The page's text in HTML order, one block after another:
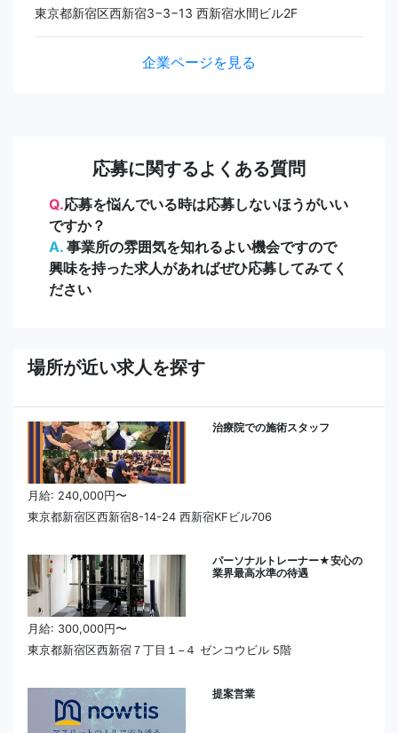
東京都新宿区西新宿3−3−13 西新宿水間ビル2F
企業ページを見る
応募に関するよくある質問
Q.応募を悩んでいる時は応募しないほうがいい
ですか？
A. 事業所の雰囲気を知れるよい機会ですので
興味を持った求人があればぜひ応募してみてく
ださい
場所が近い求人を探す
治療院での施術スタッフ
月給: 240,000円〜
東京都新宿区西新宿8-14-24 西新宿KFビル706
パーソナルトレーナー★安心の
業界最高水準の待遇
月給: 300,000円〜
東京都新宿区西新宿７丁目１−４ ゼンコウビル 5階
提案営業